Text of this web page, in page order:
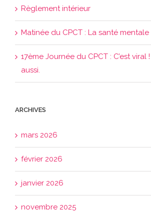
Règlement intérieur
Matinée du CPCT : La santé
17ème Journée du CPCT : C’est viral
aussi.
ARCHIVES
mars 2026
février 2026
janvier 2026
novembre 2025